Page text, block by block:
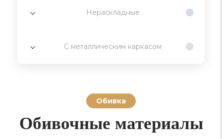
Нераскладные
С металлическим каркасом
Обивка
Обивочные материалы